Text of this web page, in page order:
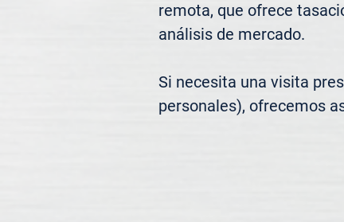
remota, que ofrece
análisis de mercado.
Si necesita una visita
personales), ofrecemos